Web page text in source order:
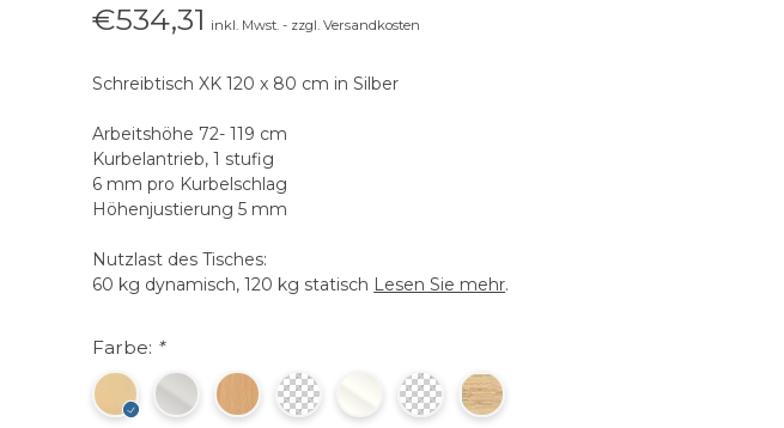
€534,31 inkl. Mwst. - zzgl. Versandkosten
Schreibtisch XK 120 x 80 cm in Silber
Arbeitshöhe 72- 119 cm
Kurbelantrieb, 1 stufig
6 mm pro Kurbelschlag
Höhenjustierung 5 mm
Nutzlast des Tisches:
60 kg dynamisch, 120 kg statisch Lesen Sie mehr.
Farbe: *